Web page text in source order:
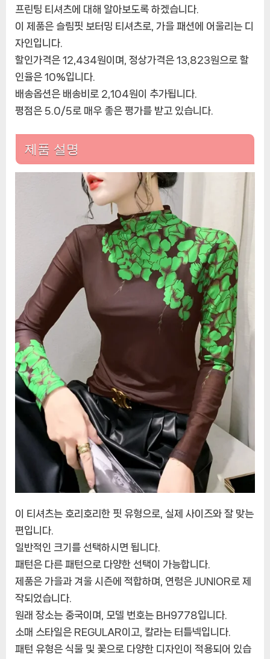
하
프
터
넥
팔
쉬
닝
프
린
팅
티
셔
츠,
슬
림
핏
보
S-
4XL
가
을
패
션,
BH9778
프린팅 티셔츠에 대해 알아보도록 하겠습니다.
이 제품은 슬림핏 보터밍 티셔츠로, 가을 패션에 어울리는 디
자인입니다.
할인가격은 12,434원이며, 정상가격은 13,823원으로 할
인율은 10%입니다.
배송옵션은 배송비로 2,104원이 추가됩니다.
평점은 5.0/5로 매우 좋은 평가를 받고 있습니다.
제품 설명
이 티셔츠는 호리호리한 핏 유형으로, 실제 사이즈와 잘 맞는
편입니다.
일반적인 크기를 선택하시면 됩니다.
패턴은 다른 패턴으로 다양한 선택이 가능합니다.
제품은 가을과 겨울 시즌에 적합하며, 연령은 JUNIOR로 제
작되었습니다.
원래 장소는 중국이며, 모델 번호는 BH9778입니다.
소매 스타일은 REGULAR이고, 칼라는 터틀넥입니다.
패턴 유형은 식물 및 꽃으로 다양한 디자인이 적용되어 있습